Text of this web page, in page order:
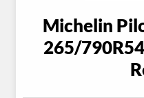
Michelin
265/